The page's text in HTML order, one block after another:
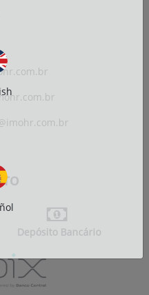
Depósito Bancário